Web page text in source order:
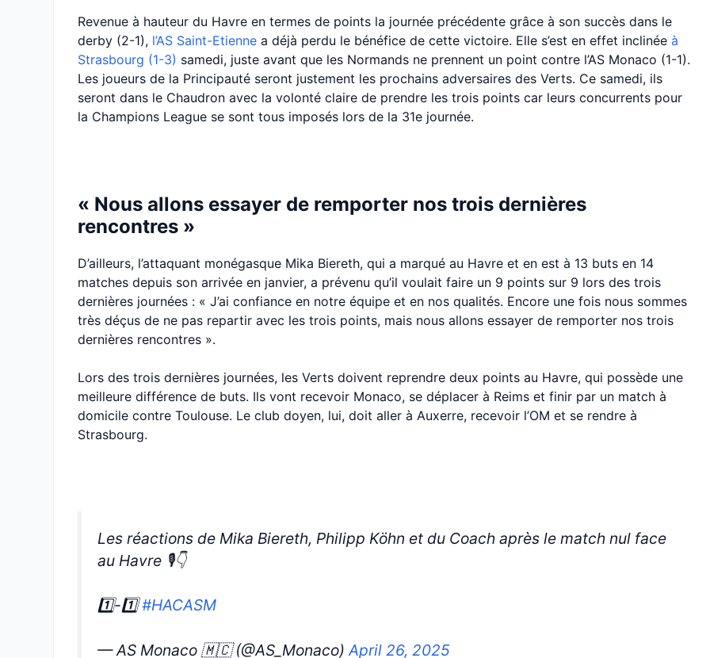
Revenue à hauteur du Havre en termes de points la journée précédente grâce à son succès dans le
derby (2-1), l’AS Saint-Etienne a déjà perdu le bénéfice de cette victoire. Elle s’est en effet inclinée à
Strasbourg (1-3) samedi, juste avant que les Normands ne prennent un point contre l’AS Monaco (1-1).
Les joueurs de la Principauté seront justement les prochains adversaires des Verts. Ce samedi, ils
seront dans le Chaudron avec la volonté claire de prendre les trois points car leurs concurrents pour
la Champions League se sont tous imposés lors de la 31e journée.
« Nous allons essayer de remporter nos trois dernières
rencontres »
D’ailleurs, l’attaquant monégasque Mika Biereth, qui a marqué au Havre et en est à 13 buts en 14
matches depuis son arrivée en janvier, a prévenu qu’il voulait faire un 9 points sur 9 lors des trois
dernières journées : « J’ai confiance en notre équipe et en nos qualités. Encore une fois nous sommes
très déçus de ne pas repartir avec les trois points, mais nous allons essayer de remporter nos trois
dernières rencontres ».
Lors des trois dernières journées, les Verts doivent reprendre deux points au Havre, qui possède une
meilleure différence de buts. Ils vont recevoir Monaco, se déplacer à Reims et finir par un match à
domicile contre Toulouse. Le club doyen, lui, doit aller à Auxerre, recevoir l’OM et se rendre à
Strasbourg.
Les réactions de Mika Biereth, Philipp Köhn et du Coach après le match nul face
au Havre 🎙️👇
1️⃣-1️⃣#HACASM
— AS Monaco 🇲🇨 (@AS_Monaco) April 26, 2025